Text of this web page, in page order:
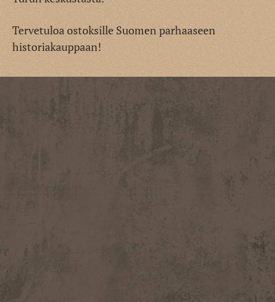
Tervetuloa ostoksille Suomen parhaaseen
historiakauppaan!